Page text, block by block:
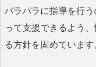
バラバラに指導を行
って支援できるよう
る方針を固めています